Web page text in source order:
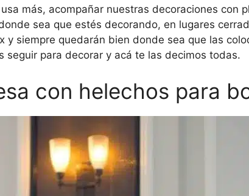
más, acompañar nuestras decoraciones con
sea que estés decorando, en lugares
y siempre quedarán bien donde sea que las
seguir para decorar y acá te las decimos todas.
con helechos para